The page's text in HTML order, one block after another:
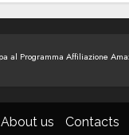
al Programma Affiliazione
About us Contacts